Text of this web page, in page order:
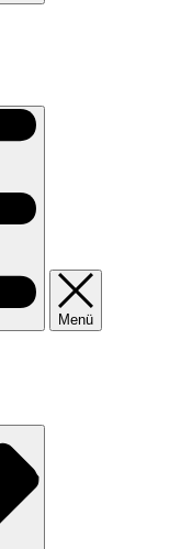
Menü